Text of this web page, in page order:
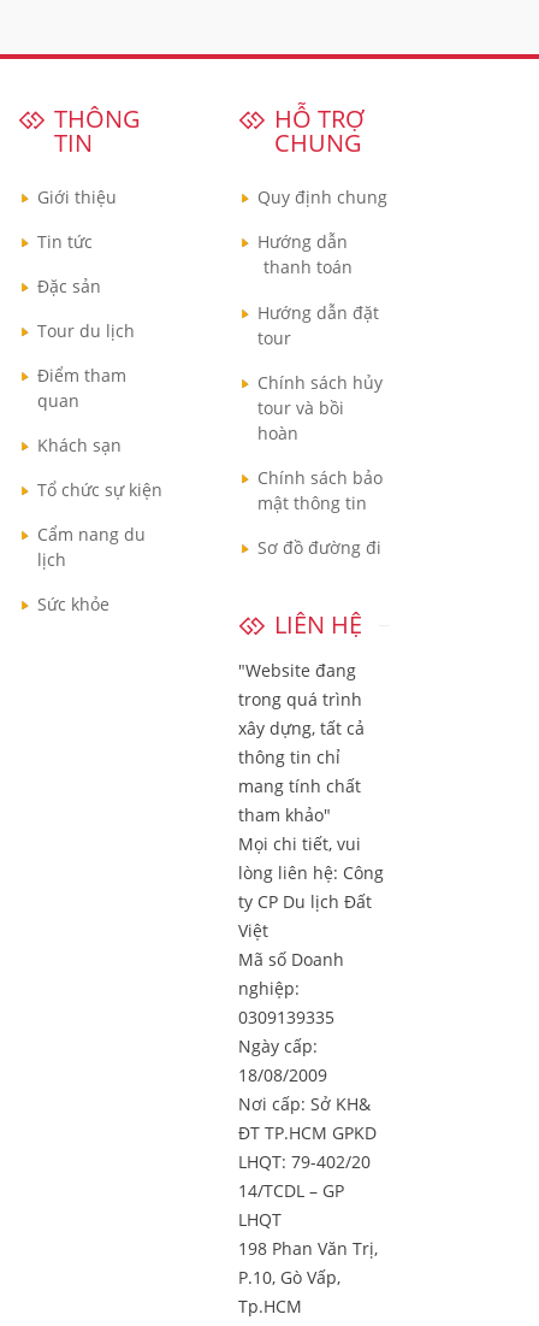
THÔNG
TIN
Giới thiệu
Tin tức
Đặc sản
Tour du lịch
Điểm tham
quan
Khách sạn
Tổ chức sự kiện
Cẩm nang du
lịch
Sức khỏe
HỖ TRỢ
CHUNG
Quy định chung
Hướng dẫn
thanh toán
Hướng dẫn đặt
tour
Chính sách hủy
tour và bồi
hoàn
Chính sách bảo
mật thông tin
Sơ đồ đường đi
LIÊN HỆ
"Website đang
trong quá trình
xây dựng, tất cả
thông tin chỉ
mang tính chất
tham khảo"
Mọi chi tiết, vui
lòng liên hệ: Công
ty CP Du lịch Đất
Việt
Mã số Doanh
nghiệp:
0309139335
Ngày cấp:
18/08/2009
Nơi cấp: Sở KH&
ĐT TP.HCM GPKD
LHQT: 79-402/20
14/TCDL – GP
LHQT
198 Phan Văn Trị,
P.10, Gò Vấp,
Tp.HCM